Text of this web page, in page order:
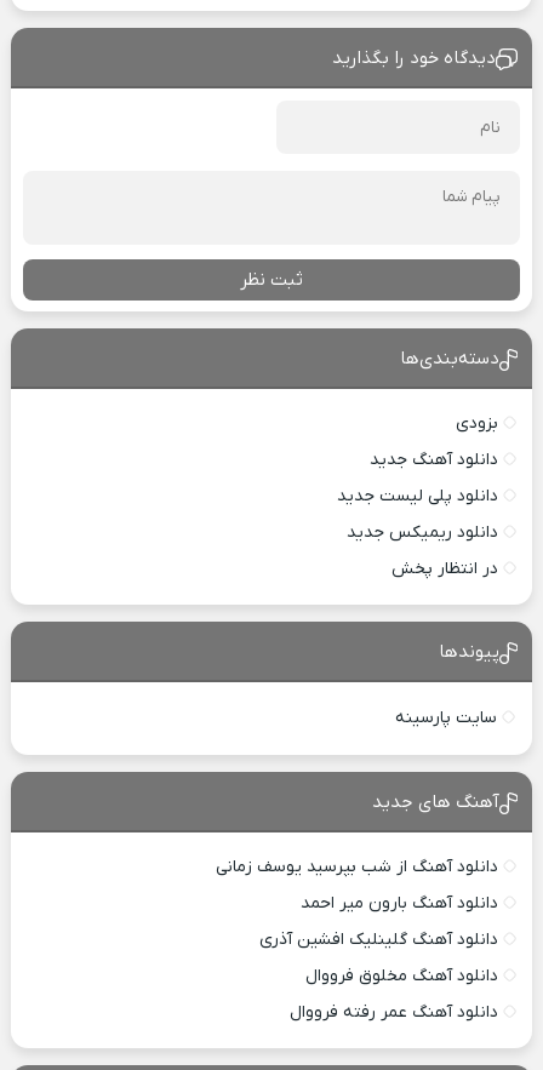
دیدگاه خود را بگذارید
ثبت نظر
دسته‌بندی‌ها
بزودی
دانلود آهنگ جدید
دانلود پلی لیست جدید
دانلود ریمیکس جدید
در انتظار پخش
پیوندها
سایت پارسینه
آهنگ های جدید
دانلود آهنگ از شب بپرسید یوسف زمانی
دانلود آهنگ بارون میر احمد
دانلود آهنگ گلینلیک افشین آذری
دانلود آهنگ مخلوق فرووال
دانلود آهنگ عمر رفته فرووال